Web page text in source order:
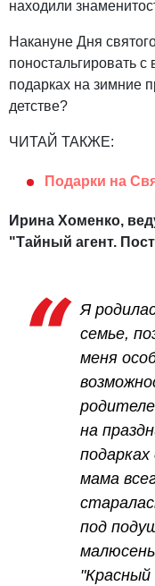
находили
Накануне Дня
поностальгировать
подарках на зимние
детстве?
ЧИТАЙ ТАКЖЕ:
Подарки на
Ирина Хоменко,
"Тайный агент.
Я
семье,
меня
на
мама
под